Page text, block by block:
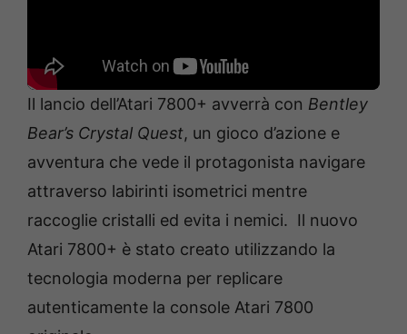
Il lancio dell’Atari 7800+ avverrà con Bentley
Bear’s Crystal Quest, un gioco d’azione e
avventura che vede il protagonista navigare
attraverso labirinti isometrici mentre
raccoglie cristalli ed evita i nemici. Il nuovo
Atari 7800+ è stato creato utilizzando la
tecnologia moderna per replicare
autenticamente la console Atari 7800